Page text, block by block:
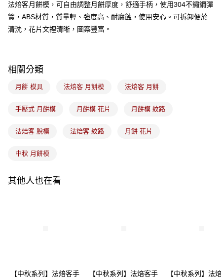
7-11取貨(5kg以內，尺寸不超過90cm)
付款後門市自取
免運費
法焙客月餅模，可自由調整月餅厚度，舒適手柄，使用304不鏽鋼彈
簧，ABS材質，質量輕、強度高、耐腐蝕，使用安心。可拆卸便於
清洗，花片文裡清晰，圖案豐富。
相關分類
月餅 模具 法焙客 月餅模 法焙客 月餅
手壓式 月餅模 月餅模 花片 月餅模 紋路
法焙客 脫模 法焙客 紋路 月餅 花片
中秋 月餅模
其他人也在看
【中秋系列】法焙客手
【中秋系列】法焙客手
【中秋系列】法